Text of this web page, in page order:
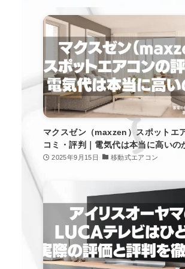
マクスゼン（maxzen）スポットエ
コミ・評判｜電気代は本当に高いの
2025年9月15日 移動式エアコン